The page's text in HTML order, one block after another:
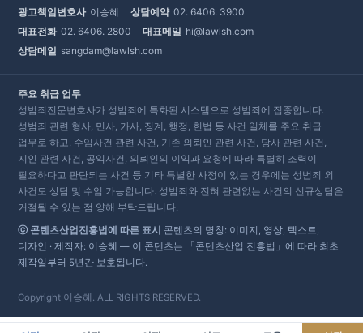
광고책임변호사 이승혜 상담예약 02. 6406. 3900
대표전화 02. 6406. 2800 대표메일 hi@lawlsh.com
상담메일 sangdam@lawlsh.com
주요 취급 업무
성범죄전문변호사가 성범죄에 특화된 시스템으로 성범죄에 집중합니다.
성범죄 관련 형사, 민사, 가사, 징계, 행정, 헌법 등 사건 일체를 주요 취급
업무로 하고, 수임사건 관련 사건, 기존 의뢰인 관련 사건, 당사 관련 사건,
지인 관련 사건, 공익사건, 의뢰인의 이익과 요청에 따라 특별히 조력이
필요하다고 판단되는 사건 등 기타 특별한 사정이 있는 경우에는 성범죄 외
사건도 상담 및 수임 가능합니다. 성범죄와 전혀 관련없는 사건의 신규상담은
거절될 수 있는 점 양해 부탁드립니다.
ⓒ 콘텐츠산업진흥법에 따른 표시 콘텐츠의 명칭: 이미지, 영상, 텍스트,
디자인 · 제작자: 이승혜 — 이 콘텐츠는 「콘텐츠산업 진흥법」에 따라 최초
제작일부터 5년간 보호됩니다.
Copyright 이승혜. ALL RIGHTS RESERVED.